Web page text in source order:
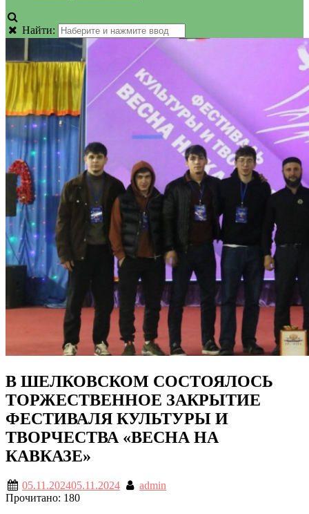
Найти:
В ШЕЛКОВСКОМ СОСТОЯЛОСЬ
ТОРЖЕСТВЕННОЕ ЗАКРЫТИЕ
ФЕСТИВАЛЯ КУЛЬТУРЫ И
ТВОРЧЕСТВА «ВЕСНА НА
КАВКАЗЕ»
05.11.202405.11.2024
admin
Прочитано: 180